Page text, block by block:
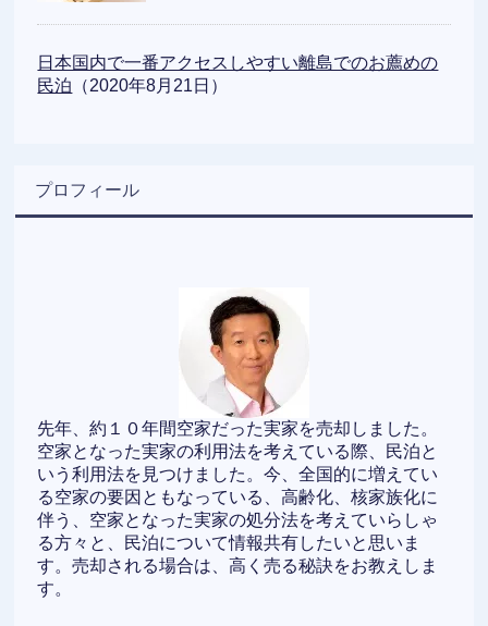
日本国内で一番アクセスしやすい離島でのお薦めの
民泊 （2020年8月21日）
プロフィール
先年、約１０年間空家だった実家を売却しました。
空家となった実家の利用法を考えている際、民泊と
いう利用法を見つけました。今、全国的に増えてい
る空家の要因ともなっている、高齢化、核家族化に
伴う、空家となった実家の処分法を考えていらしゃ
る方々と、民泊について情報共有したいと思いま
す。売却される場合は、高く売る秘訣をお教えしま
す。